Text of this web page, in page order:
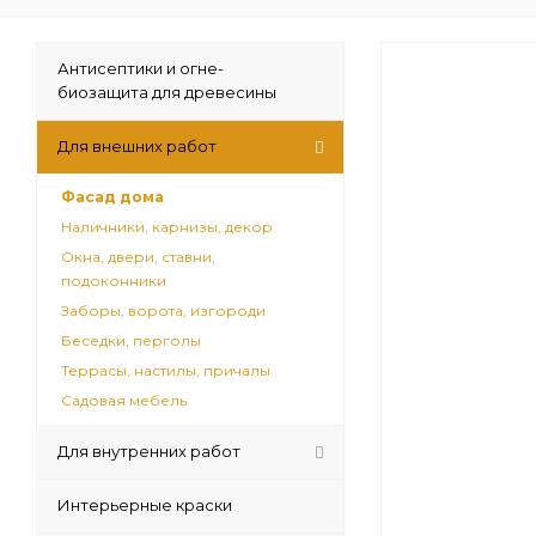
Антисептики и огне-
биозащита для древесины
Для внешних работ
Фасад дома
Наличники, карнизы, декор
Окна, двери, ставни,
подоконники
Заборы, ворота, изгороди
Беседки, перголы
Террасы, настилы, причалы
Садовая мебель
Для внутренних работ
Интерьерные краски